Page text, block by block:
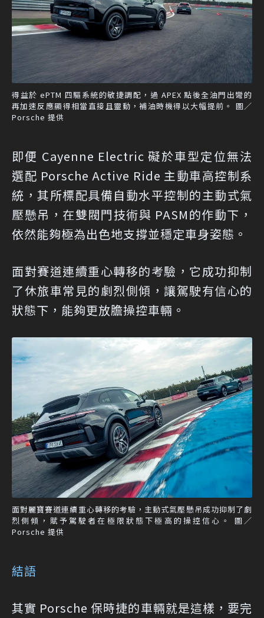
得益於 ePTM 四驅系統的敏捷調配，過 APEX 點後全油門出彎的
再加速反應顯得相當直接且靈動，補油時機得以大幅提前。 圖／
Porsche 提供
即便 Cayenne Electric 礙於車型定位無法
選配 Porsche Active Ride 主動車高控制系
統，其所標配具備自動水平控制的主動式氣
壓懸吊，在雙閥門技術與 PASM的作動下，
依然能夠極為出色地支撐並穩定車身姿態。
面對賽道連續重心轉移的考驗，它成功抑制
了休旅車常見的劇烈側傾，讓駕駛有信心的
狀態下，能夠更放膽操控車輛。
面對麗寶賽道連續重心轉移的考驗，主動式氣壓懸吊成功抑制了劇
烈側傾，賦予駕駛者在極限狀態下極高的操控信心。 圖／
Porsche 提供
結語
其實 Porsche 保時捷的車輛就是這樣，要完